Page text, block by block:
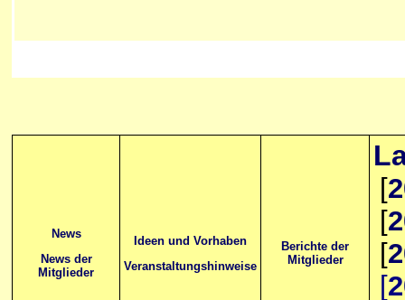
News
News der
Mitglieder
Ideen und Vorhaben
Veranstaltungshinweise
Berichte der
Mitglieder
[
[
[
[